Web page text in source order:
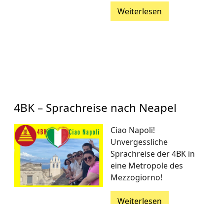
Weiterlesen
4BK – Sprachreise nach Neapel
Ciao Napoli!
Unvergessliche
Sprachreise der 4BK in
eine Metropole des
Mezzogiorno!
Weiterlesen